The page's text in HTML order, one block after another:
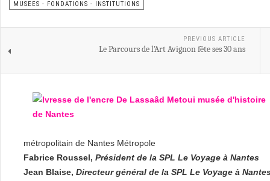
MUSEES - FONDATIONS - INSTITUTIONS
PREVIOUS ARTICLE
Le Parcours de l’Art Avignon fête ses 30 ans
métropolitain de Nantes Métropole
Fabrice Roussel, Président de la SPL Le Voyage à Nantes
Jean Blaise, Directeur général de la SPL Le Voyage à